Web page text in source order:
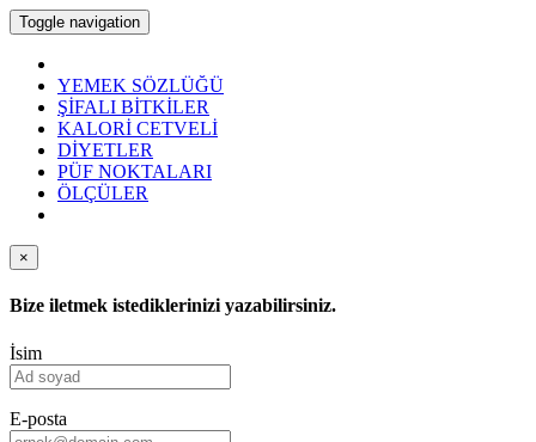
Toggle navigation
YEMEK SÖZLÜĞÜ
ŞİFALI BİTKİLER
KALORİ CETVELİ
DİYETLER
PÜF NOKTALARI
ÖLÇÜLER
×
Bize iletmek istediklerinizi yazabilirsiniz.
İsim
E-posta